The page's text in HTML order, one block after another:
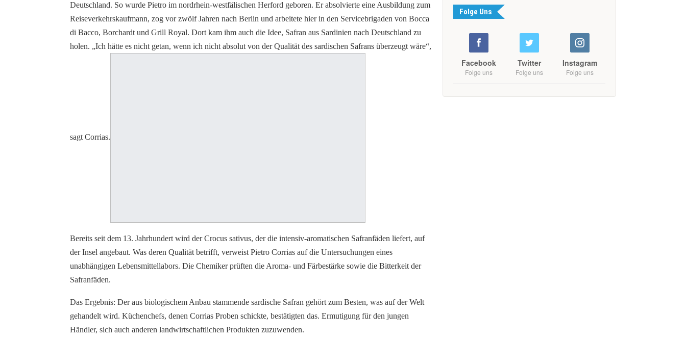
Deutschland. So wurde Pietro im nordrhein-westfälischen Herford geboren. Er absolvierte eine Ausbildung zum
Reiseverkehrskaufmann, zog vor zwölf Jahren nach Berlin und arbeitete hier in den Servicebrigaden von Bocca
di Bacco, Borchardt und Grill Royal. Dort kam ihm auch die Idee, Safran aus Sardinien nach Deutschland zu
holen. „Ich hätte es nicht getan, wenn ich nicht absolut von der Qualität des sardischen Safrans überzeugt wäre“,
sagt Corrias.
Bereits seit dem 13. Jahrhundert wird der Crocus sativus, der die intensiv-aromatischen Safranfäden liefert, auf
der Insel angebaut. Was deren Qualität betrifft, verweist Pietro Corrias auf die Untersuchungen eines
unabhängigen Lebensmittellabors. Die Chemiker prüften die Aroma- und Färbestärke sowie die Bitterkeit der
Safranfäden.
Das Ergebnis: Der aus biologischem Anbau stammende sardische Safran gehört zum Besten, was auf der Welt
gehandelt wird. Küchenchefs, denen Corrias Proben schickte, bestätigten das. Ermutigung für den jungen
Händler, sich auch anderen landwirtschaftlichen Produkten zuzuwenden.
Folge Uns
Facebook
Folge uns
Twitter
Folge uns
Instagram
Folge uns